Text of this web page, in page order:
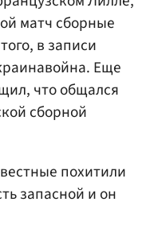
матч сборные
в записи
Еще
что общался
сборной
похитили
запасной и он